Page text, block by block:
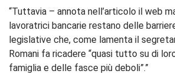
“Tuttavia – annota nell’articolo il web
lavoratrici bancarie restano delle
legislative che, come lamenta il
Romani fa ricadere “quasi tutto su di
famiglia e delle fasce più deboli”.”